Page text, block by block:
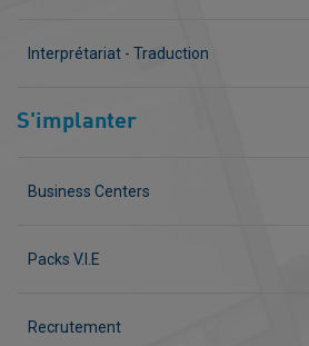
Interprétariat - Traduction
S'implanter
Business Centers
Packs V.I.E
Recrutement